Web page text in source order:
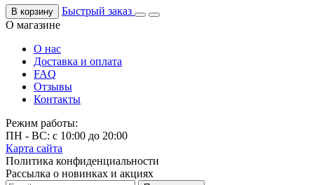
В корзину
Быстрый заказ
О магазине
О нас
Доставка и оплата
FAQ
Отзывы
Контакты
Режим работы:
ПН - ВС: с 10:00 до 20:00
Карта сайта
Политика конфиденциальности
Рассылка о новинках и акциях